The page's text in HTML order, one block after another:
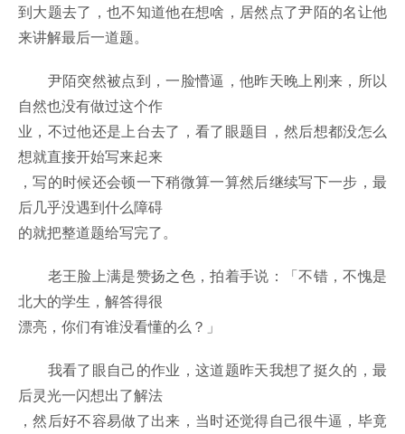
到大题去了，也不知道他在想啥，居然点了尹陌的名让他
来讲解最后一道题。
尹陌突然被点到，一脸懵逼，他昨天晚上刚来，所以
自然也没有做过这个作
业，不过他还是上台去了，看了眼题目，然后想都没怎么
想就直接开始写来起来
，写的时候还会顿一下稍微算一算然后继续写下一步，最
后几乎没遇到什么障碍
的就把整道题给写完了。
老王脸上满是赞扬之色，拍着手说：「不错，不愧是
北大的学生，解答得很
漂亮，你们有谁没看懂的么？」
我看了眼自己的作业，这道题昨天我想了挺久的，最
后灵光一闪想出了解法
，然后好不容易做了出来，当时还觉得自己很牛逼，毕竟